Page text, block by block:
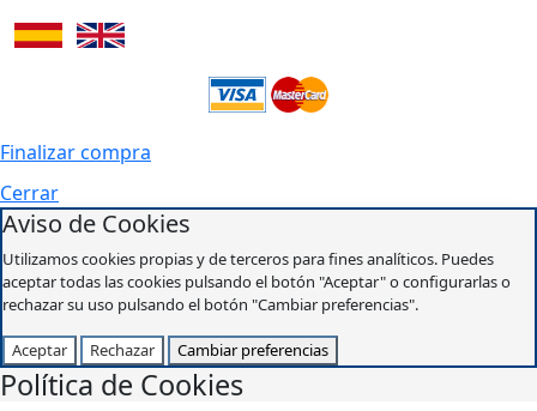
Finalizar compra
Cerrar
Aviso de Cookies
Utilizamos cookies propias y de terceros para fines analíticos. Puedes
aceptar todas las cookies pulsando el botón "Aceptar" o configurarlas o
rechazar su uso pulsando el botón "Cambiar preferencias".
Aceptar Rechazar Cambiar preferencias
Política de Cookies